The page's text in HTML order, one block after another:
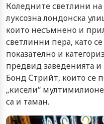
Коледните светлини на
луксозна лондонска
които несъмнено и
светлинни пера, като
показателно и
предвид заведенията
Бонд Стрийт, които се
„кисели‘‘
са и таман.